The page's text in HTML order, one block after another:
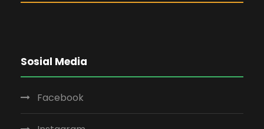
Sosial Media
Facebook